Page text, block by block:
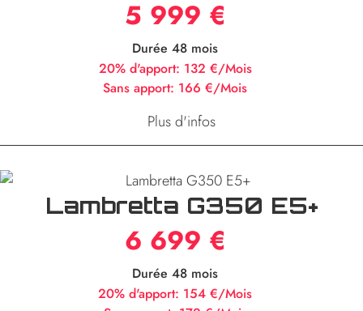
5 999 €
Durée 48 mois
20% d'apport: 132 €/Mois
Sans apport: 166 €/Mois
Plus d'infos
Lambretta G350 E5+
6 699 €
Durée 48 mois
20% d'apport: 154 €/Mois